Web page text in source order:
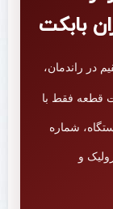
بابکت
در راندمان،
قطعه فقط با
شماره
و